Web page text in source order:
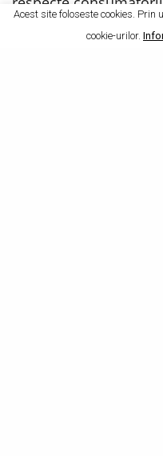
si interesante la
venin de albine, o
Acest site foloseste cookies.
cookie-urilor.